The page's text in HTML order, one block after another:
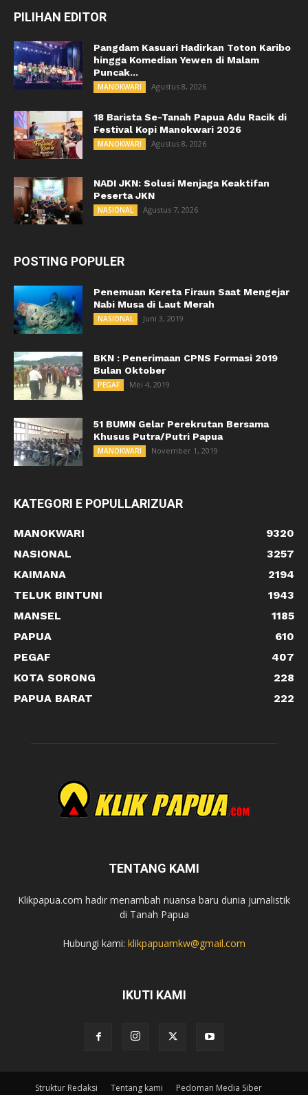
PILIHAN EDITOR
Pangdam Kasuari Hadirkan Toton Karibo
hingga Komedian Yewen di Malam
Puncak...
MANOKWARI Agustus 8, 2026
18 Barista Se-Tanah Papua Adu Racik di
Festival Kopi Manokwari 2026
MANOKWARI Agustus 8, 2026
NADI JKN: Solusi Menjaga Keaktifan
Peserta JKN
NASIONAL Agustus 7, 2026
POSTING POPULER
Penemuan Kereta Firaun Saat Mengejar
Nabi Musa di Laut Merah
NASIONAL Juni 3, 2019
BKN : Penerimaan CPNS Formasi 2019
Bulan Oktober
PEGAF Mei 4, 2019
51 BUMN Gelar Perekrutan Bersama
Khusus Putra/Putri Papua
MANOKWARI November 1, 2019
KATEGORI E POPULLARIZUAR
MANOKWARI
9320
NASIONAL
3257
KAIMANA
2194
TELUK BINTUNI
1943
MANSEL
1185
PAPUA
610
PEGAF
407
KOTA SORONG
228
PAPUA BARAT
222
TENTANG KAMI
Klikpapua.com hadir menambah nuansa baru dunia jurnalistik
di Tanah Papua
Hubungi kami: klikpapuamkw@gmail.com
IKUTI KAMI
Struktur Redaksi Tentang kami Pedoman Media Siber